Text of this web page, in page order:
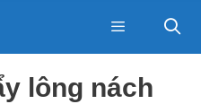
Menu
lông nách